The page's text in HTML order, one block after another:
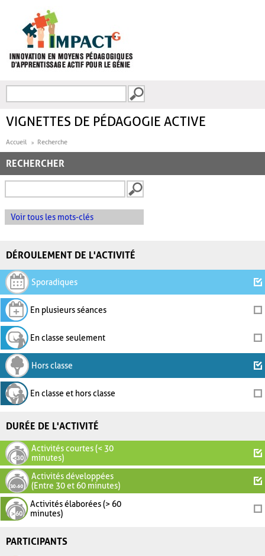
FORMULAIRE DE
VIGNETTES DE PÉDAGOGIE ACTIVE
Accueil Recherche
RECHERCHER
Voir tous les mots-clés
DÉROULEMENT DE L'ACTIVITÉ
Sporadiques
En plusieurs séances
En classe seulement
Hors classe
En classe et hors classe
DURÉE DE L'ACTIVITÉ
Activités courtes (< 30
minutes)
Activités développées
(Entre 30 et 60 minutes)
Activités élaborées (> 60
minutes)
PARTICIPANTS